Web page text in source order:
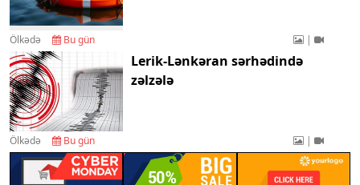
Ölkədə Bu gün |
Lerik-Lənkəran sərhədində
zəlzələ
Ölkədə Bu gün |